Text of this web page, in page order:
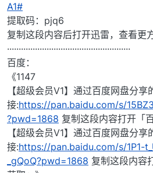
A1#
提取码：pjq6
复制这段内容后打开迅雷，查看更
·····················································
百度：
《1147
【超级会员V1】通过百度网盘分享
接:https://pan.baidu.com/s/
?pwd=1868 复制这段内容打开「
【超级会员V1】通过百度网盘分享
接:https://pan.baidu.com/s/1P1-
_gQoQ?pwd=1868 复制这段内容